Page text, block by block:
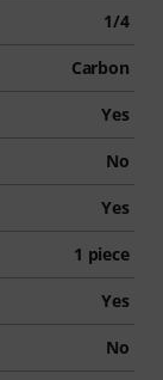
1/4
Carbon
Yes
No
Yes
1 piece
Yes
No